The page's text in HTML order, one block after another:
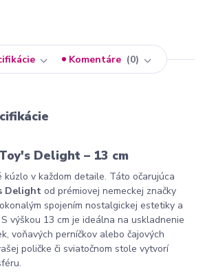
Komentáre 0
Delight – 13 cm
kúzlo v každom detaile. Táto očarujúca
Delight od prémiovej nemeckej značky
spojením nostalgickej estetiky a
výškou 13 cm je ideálna na uskladnenie
voňavých perníčkov alebo čajových
poličke či sviatočnom stole vytvorí